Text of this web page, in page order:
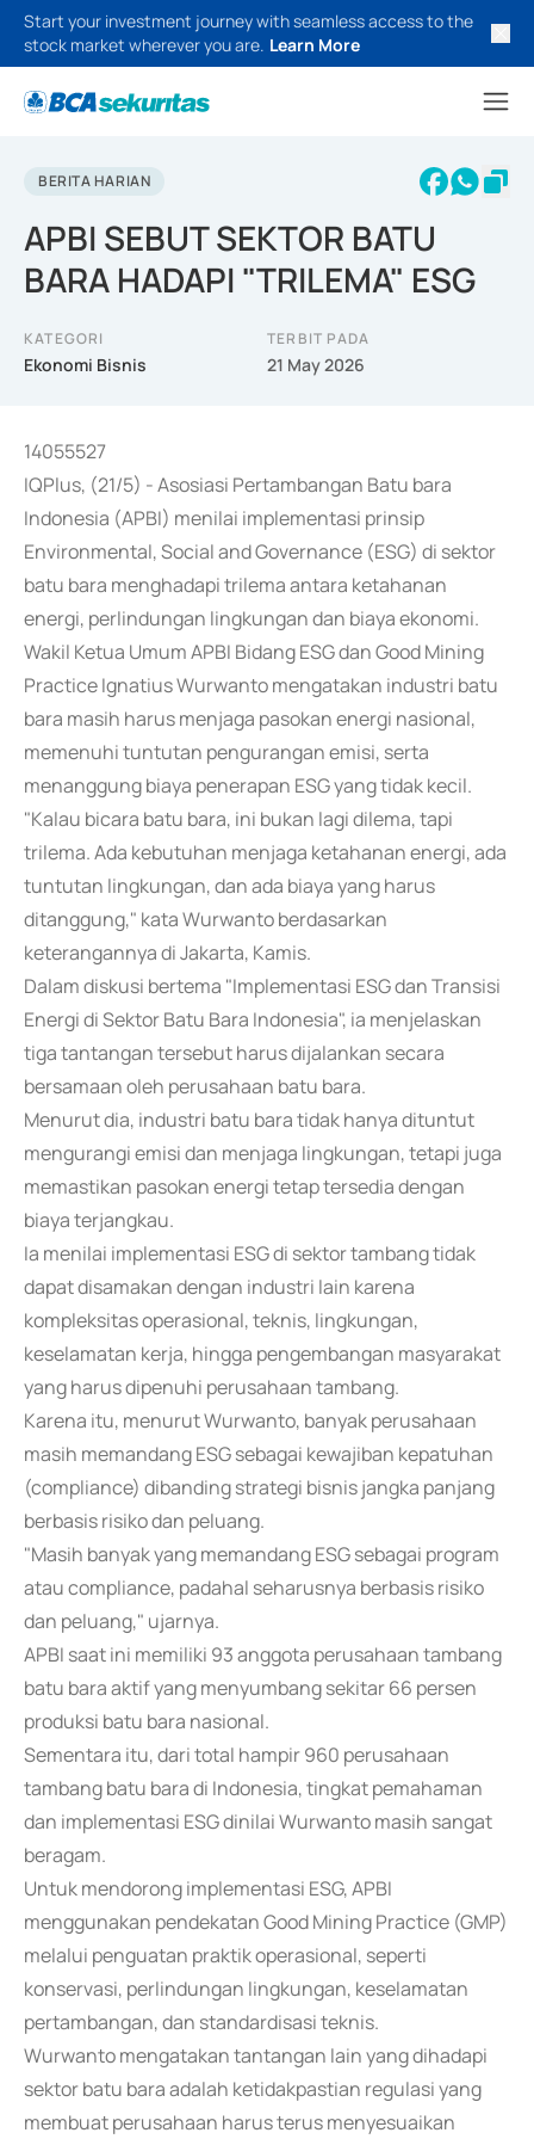
Start your investment journey with seamless access to the
stock market wherever you are. Learn More
BERITA HARIAN
APBI SEBUT SEKTOR BATU
BARA HADAPI "TRILEMA" ESG
KATEGORI
Ekonomi Bisnis
TERBIT PADA
21 May 2026
14055527
IQPlus, (21/5) - Asosiasi Pertambangan Batu bara
Indonesia (APBI) menilai implementasi prinsip
Environmental, Social and Governance (ESG) di sektor
batu bara menghadapi trilema antara ketahanan
energi, perlindungan lingkungan dan biaya ekonomi.
Wakil Ketua Umum APBI Bidang ESG dan Good Mining
Practice Ignatius Wurwanto mengatakan industri batu
bara masih harus menjaga pasokan energi nasional,
memenuhi tuntutan pengurangan emisi, serta
menanggung biaya penerapan ESG yang tidak kecil.
"Kalau bicara batu bara, ini bukan lagi dilema, tapi
trilema. Ada kebutuhan menjaga ketahanan energi, ada
tuntutan lingkungan, dan ada biaya yang harus
ditanggung," kata Wurwanto berdasarkan
keterangannya di Jakarta, Kamis.
Dalam diskusi bertema "Implementasi ESG dan Transisi
Energi di Sektor Batu Bara Indonesia", ia menjelaskan
tiga tantangan tersebut harus dijalankan secara
bersamaan oleh perusahaan batu bara.
Menurut dia, industri batu bara tidak hanya dituntut
mengurangi emisi dan menjaga lingkungan, tetapi juga
memastikan pasokan energi tetap tersedia dengan
biaya terjangkau.
Ia menilai implementasi ESG di sektor tambang tidak
dapat disamakan dengan industri lain karena
kompleksitas operasional, teknis, lingkungan,
keselamatan kerja, hingga pengembangan masyarakat
yang harus dipenuhi perusahaan tambang.
Karena itu, menurut Wurwanto, banyak perusahaan
masih memandang ESG sebagai kewajiban kepatuhan
(compliance) dibanding strategi bisnis jangka panjang
berbasis risiko dan peluang.
"Masih banyak yang memandang ESG sebagai program
atau compliance, padahal seharusnya berbasis risiko
dan peluang," ujarnya.
APBI saat ini memiliki 93 anggota perusahaan tambang
batu bara aktif yang menyumbang sekitar 66 persen
produksi batu bara nasional.
Sementara itu, dari total hampir 960 perusahaan
tambang batu bara di Indonesia, tingkat pemahaman
dan implementasi ESG dinilai Wurwanto masih sangat
beragam.
Untuk mendorong implementasi ESG, APBI
menggunakan pendekatan Good Mining Practice (GMP)
melalui penguatan praktik operasional, seperti
konservasi, perlindungan lingkungan, keselamatan
pertambangan, dan standardisasi teknis.
Wurwanto mengatakan tantangan lain yang dihadapi
sektor batu bara adalah ketidakpastian regulasi yang
membuat perusahaan harus terus menyesuaikan